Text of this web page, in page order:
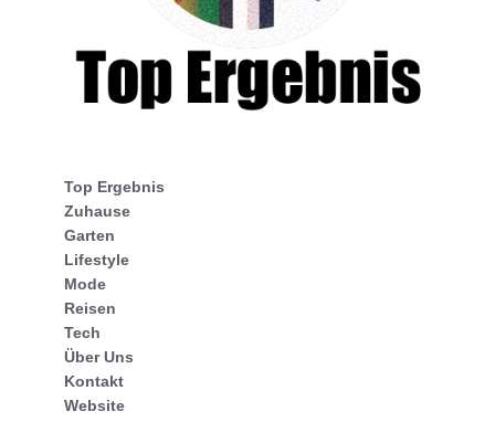
Top Ergebnis
Zuhause
Garten
Lifestyle
Mode
Reisen
Tech
Über Uns
Kontakt
Website